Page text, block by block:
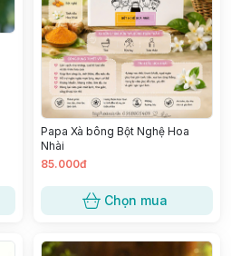
Papa Xà bông Bột Nghệ Hoa
Nhài
85.000đ
Chọn mua